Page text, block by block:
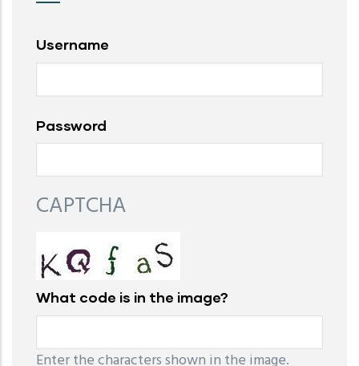
Username
Password
CAPTCHA
What code is in the image?
Enter the characters shown in the image.